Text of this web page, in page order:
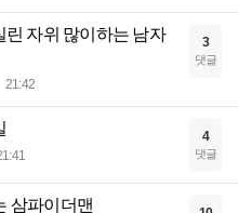
린 자위 많이하는 남자
21:42
3
댓글
4
댓글
삼파이더맨